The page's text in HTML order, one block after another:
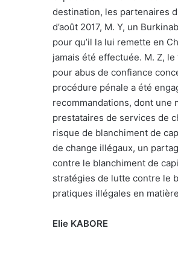
destination, les partenaires
d’août 2017, M. Y, un
pour qu’il la lui remette en
jamais été effectuée. M. Z,
pour abus de confiance
procédure pénale a été
recommandations, dont une
prestataires de services de
risque de blanchiment de
de change illégaux, un
contre le blanchiment de
stratégies de lutte contre le
pratiques illégales en
Elie KABORE